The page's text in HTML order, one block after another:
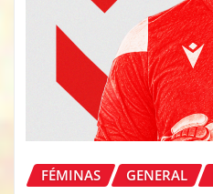
FÉMINAS GENERAL